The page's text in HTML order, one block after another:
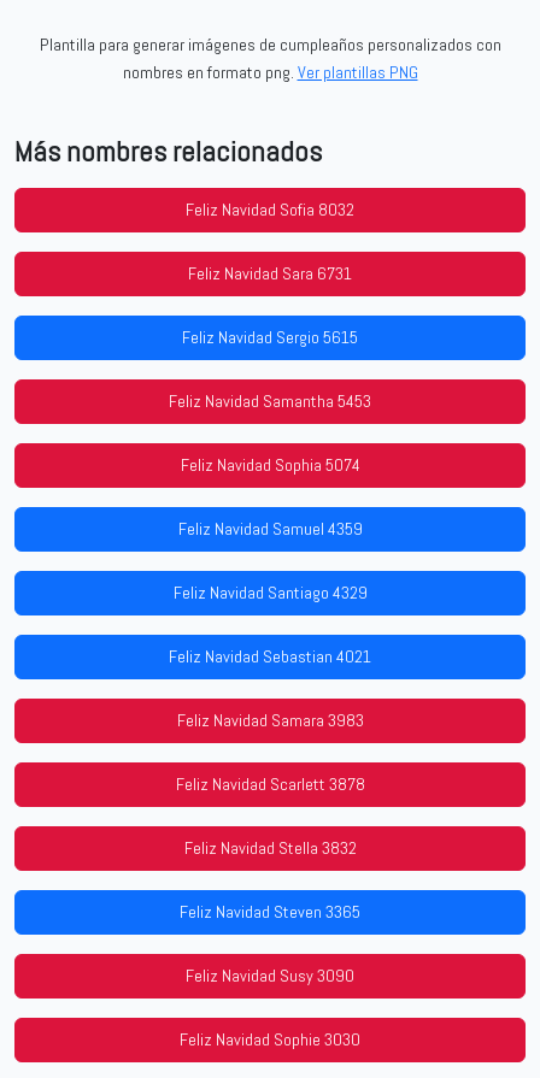
Plantilla para generar imágenes de cumpleaños personalizados con
nombres en formato png. Ver plantillas PNG
Más nombres relacionados
Feliz Navidad Sofia 8032
Feliz Navidad Sara 6731
Feliz Navidad Sergio 5615
Feliz Navidad Samantha 5453
Feliz Navidad Sophia 5074
Feliz Navidad Samuel 4359
Feliz Navidad Santiago 4329
Feliz Navidad Sebastian 4021
Feliz Navidad Samara 3983
Feliz Navidad Scarlett 3878
Feliz Navidad Stella 3832
Feliz Navidad Steven 3365
Feliz Navidad Susy 3090
Feliz Navidad Sophie 3030